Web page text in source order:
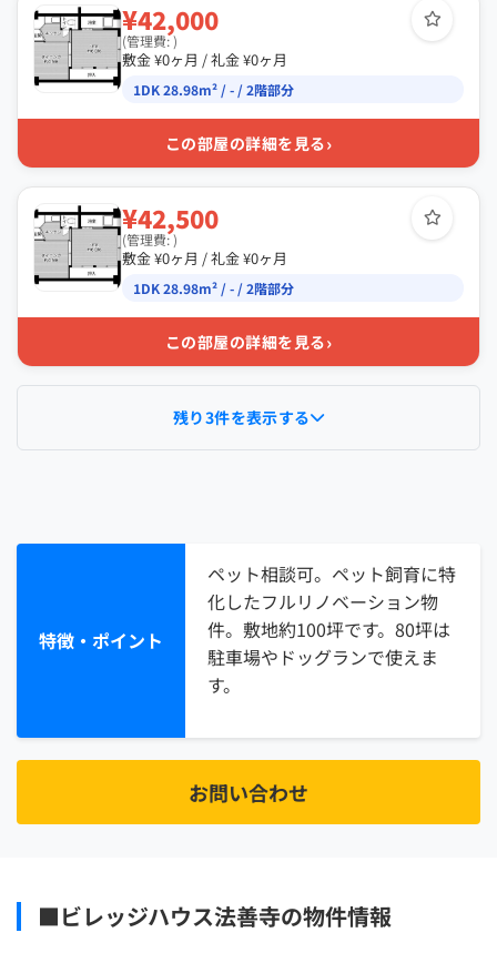
特徴・ポイント
ペット相談可。ペット飼育に特
化したフルリノベーション物
件。敷地約100坪です。80坪は
駐車場やドッグランで使えま
す。
お問い合わせ
■ビレッジハウス法善寺の物件情報
¥42,000
(管理費: )
敷金 ¥0ヶ月 / 礼金 ¥0ヶ月
1DK 28.98m² / - / 2階部分
この部屋の詳細を見る›
¥42,500
(管理費: )
敷金 ¥0ヶ月 / 礼金 ¥0ヶ月
1DK 28.98m² / - / 2階部分
この部屋の詳細を見る›
残り3件を表示する